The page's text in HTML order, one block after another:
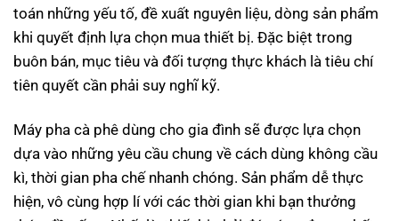
toán những yếu tố, đề xuất nguyên liệu, dòng sản phẩm
khi quyết định lựa chọn mua thiết bị. Đặc biệt trong
buôn bán, mục tiêu và đối tượng thực khách là tiêu chí
tiên quyết cần phải suy nghĩ kỹ.
Máy pha cà phê dùng cho gia đình sẽ được lựa chọn
dựa vào những yêu cầu chung về cách dùng không cầu
kì, thời gian pha chế nhanh chóng. Sản phẩm dễ thực
hiện, vô cùng hợp lí với các thời gian khi bạn thưởng